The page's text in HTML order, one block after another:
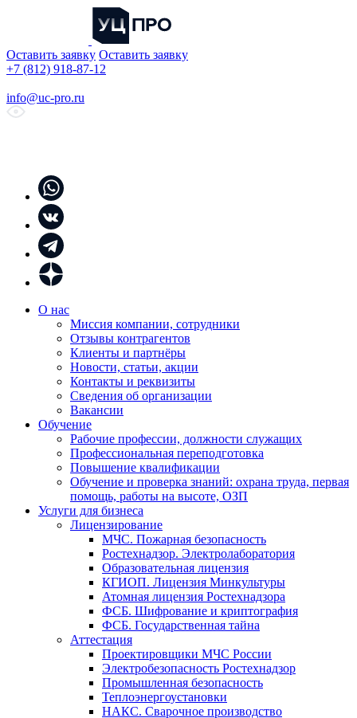
Оставить заявку Оставить заявку
+7 (812) 918-87-12
info@uc-pro.ru
О нас
Миссия компании, сотрудники
Отзывы контрагентов
Клиенты и партнёры
Новости, статьи, акции
Контакты и реквизиты
Сведения об организации
Вакансии
Обучение
Рабочие профессии, должности служащих
Профессиональная переподготовка
Повышение квалификации
Обучение и проверка знаний: охрана труда, первая
помощь, работы на высоте, ОЗП
Услуги для бизнеса
Лицензирование
МЧС. Пожарная безопасность
Ростехнадзор. Электролаборатория
Образовательная лицензия
КГИОП. Лицензия Минкультуры
Атомная лицензия Ростехнадзора
ФСБ. Шифрование и криптография
ФСБ. Государственная тайна
Аттестация
Проектировщики МЧС России
Электробезопасность Ростехнадзор
Промышленная безопасность
Теплоэнергоустановки
НАКС. Сварочное производство